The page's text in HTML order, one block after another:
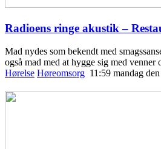
Radioens ringe akustik –
Mad nydes som bekendt med
også mad med at hygge sig med venner
Hørelse Høreomsorg 11:59 mandag